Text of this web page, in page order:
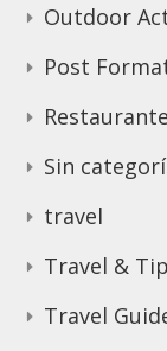
Outdoor
Post
Sin
travel
Travel &
Travel